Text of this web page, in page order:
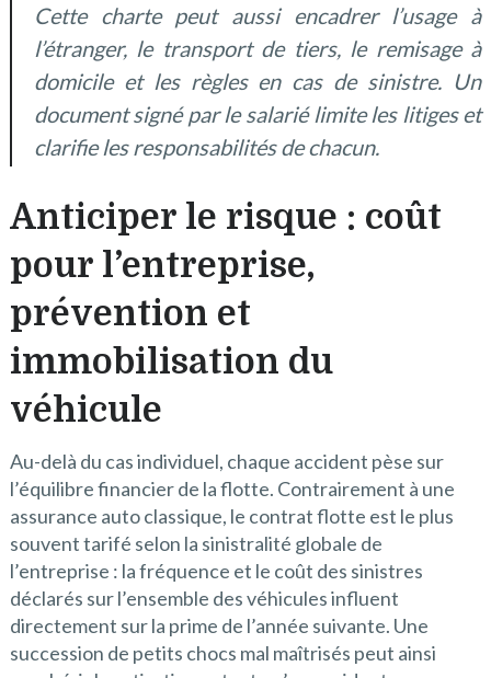
Cette charte peut aussi encadrer l’usage à
l’étranger, le transport de tiers, le remisage à
domicile et les règles en cas de sinistre. Un
document signé par le salarié limite les litiges et
clarifie les responsabilités de chacun.
Anticiper le risque : coût
pour l’entreprise,
prévention et
immobilisation du
véhicule
Au-delà du cas individuel, chaque accident pèse sur
l’équilibre financier de la flotte. Contrairement à une
assurance auto classique, le contrat flotte est le plus
souvent tarifé selon la sinistralité globale de
l’entreprise : la fréquence et le coût des sinistres
déclarés sur l’ensemble des véhicules influent
directement sur la prime de l’année suivante. Une
succession de petits chocs mal maîtrisés peut ainsi